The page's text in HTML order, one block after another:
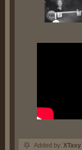
Added by: XTasy